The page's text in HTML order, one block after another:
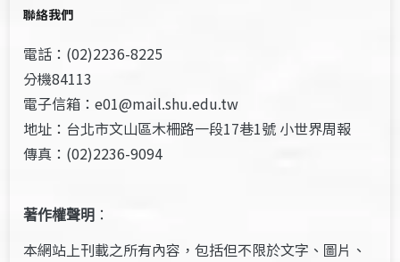
聯絡我們
電話：(02)2236-8225
分機84113
電子信箱：e01@mail.shu.edu.tw
地址：台北市文山區木柵路一段17巷1號 小世界周報
傳真：(02)2236-9094
著作權聲明 ：
本網站上刊載之所有內容，包括但不限於文字、圖片、